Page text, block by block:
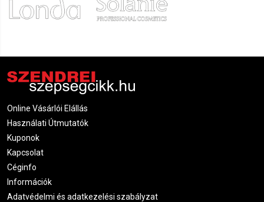
Online Vásárlói Elállás
Használati Útmutatók
Kuponok
Kapcsolat
Céginfo
Információk
Adatvédelmi és adatkezelési szabályzat